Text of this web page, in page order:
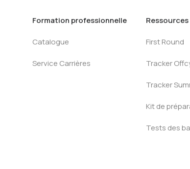
Formation professionnelle
Catalogue
Service Carrières
Ressources
First Round
Tracker
Tracker
Kit de
Tests des